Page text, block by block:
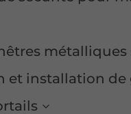
et installation de